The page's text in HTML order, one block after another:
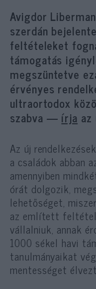
Avigdor
szerdán
feltételeket
támogatás
megszüntetve
érvényes
ultraortodox
szabva — írja
Az új
a családok abban
amennyiben
órát dolgozik,
lehetőséget,
az említett
vállalniuk, annak
1000 sékel havi
tanulmányaikat
mentességet